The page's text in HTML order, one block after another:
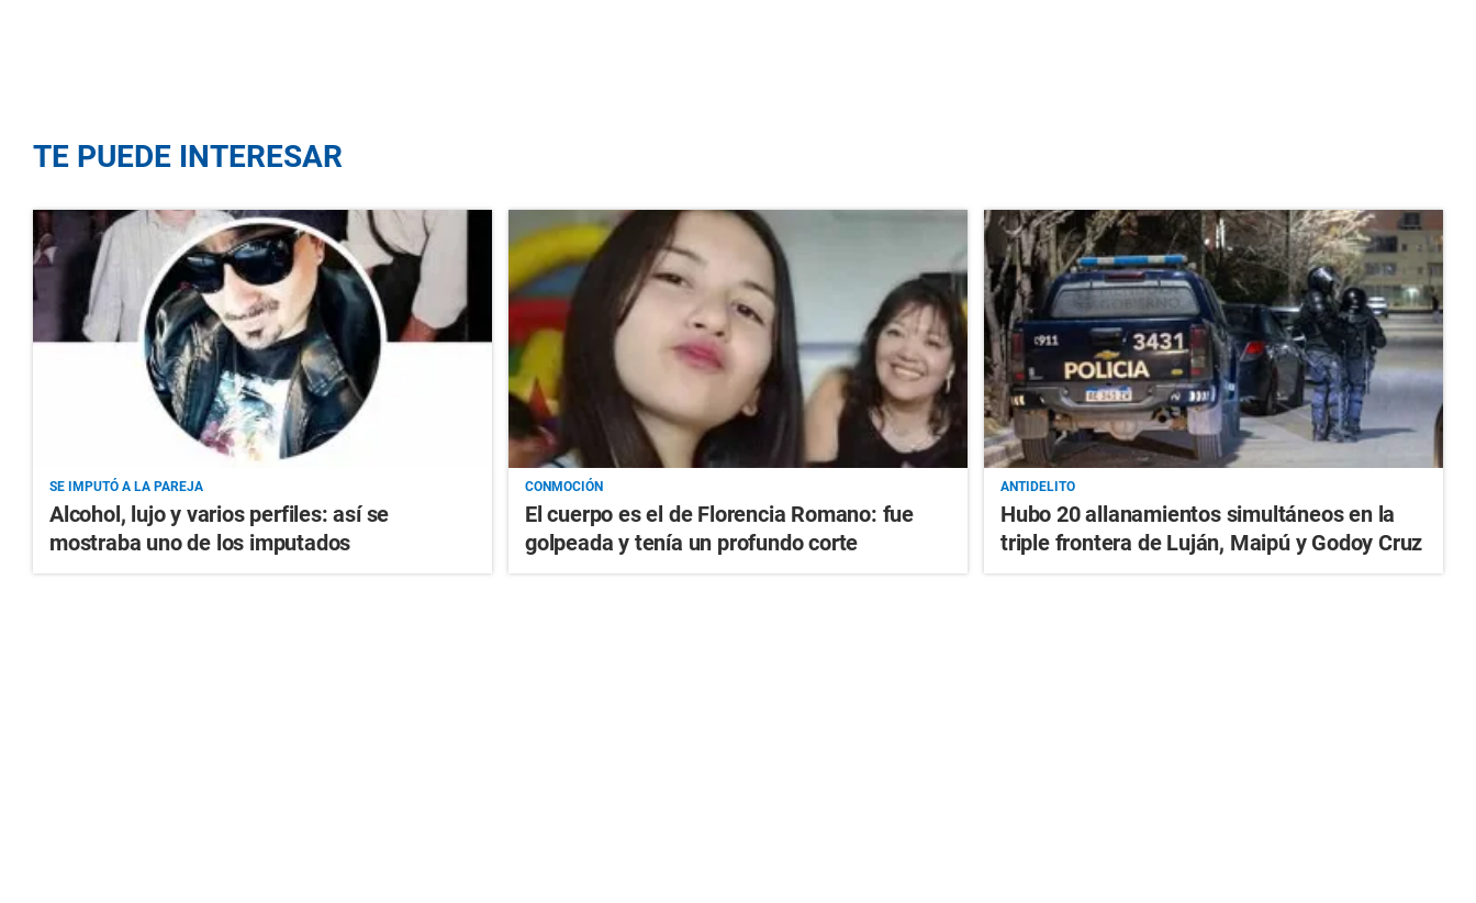
TE PUEDE INTERESAR
SE IMPUTÓ A LA PAREJA
Alcohol, lujo y varios perfiles: así se
mostraba uno de los imputados
CONMOCIÓN
El cuerpo es el de Florencia Romano: fue
golpeada y tenía un profundo corte
ANTIDELITO
Hubo 20 allanamientos simultáneos en la
triple frontera de Luján, Maipú y Godoy Cruz